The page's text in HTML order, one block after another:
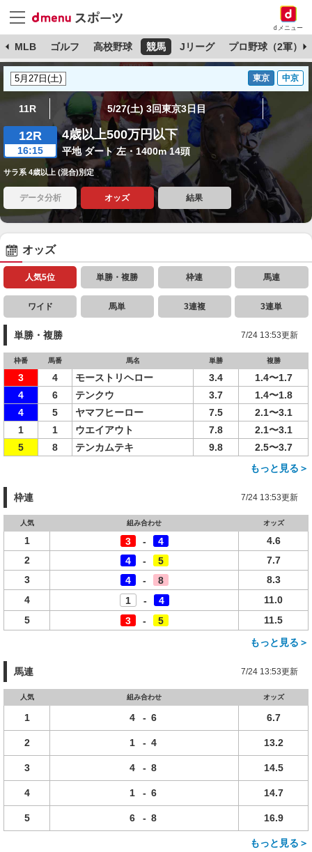
dメニュー
MLB ゴルフ 高校野球 競馬 Jリーグ プロ野球（2軍）
東京 中京
11R 5/27(土) 3回東京3日目
12R
16:15
4歳以上500万円以下
平地 ダート 左・1400m 14頭
サラ系 4歳以上 (混合)別定
データ分析 オッズ 結果
オッズ
人気5位 単勝・複勝 枠連 馬連
ワイド 馬単 3連複 3連単
単勝・複勝 7/24 13:53更新
枠番 馬番 馬名 単勝 複勝
3 4 モーストリヘロー 3.4
1.4〜1.7
4
6 テンクウ 3.7
1.4〜1.8
4
5 ヤマフヒーロー 7.5
2.1〜3.1
1
1 ウエイアウト 7.8
2.1〜3.1
5
8 テンカムテキ 9.8
2.5〜3.7
もっと見る＞
枠連 7/24 13:53更新
人気 組み合わせ オッズ
1 3 - 4
4.6
2
4 - 5
7.7
3
4 - 8
8.3
4
1 - 4
11.0
5
3 - 5
11.5
もっと見る＞
馬連 7/24 13:53更新
人気 組み合わせ オッズ
1 4 - 6 6.7
2 1 - 4 13.2
3 4 - 8 14.5
4 1 - 6 14.7
5 6 - 8 16.9
もっと見る＞